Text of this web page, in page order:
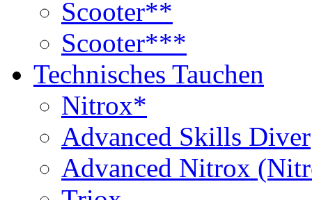
Scooter**
Scooter***
Technisches Tauchen
Nitrox*
Advanced Skills Diver
Advanced Nitrox